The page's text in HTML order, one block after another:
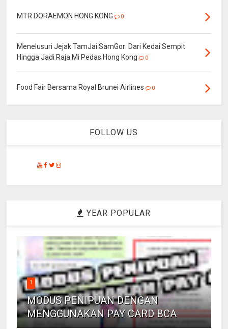
MTR DORAEMON HONG KONG 0
Menelusuri Jejak TamJai SamGor: Dari Kedai Sempit
Hingga Jadi Raja Mi Pedas Hong Kong
0
Food Fair Bersama Royal Brunei Airlines 0
FOLLOW US
YEAR POPULAR
1
MODUS PENIPUAN DENGAN
MENGGUNAKAN PAY CARD BCA